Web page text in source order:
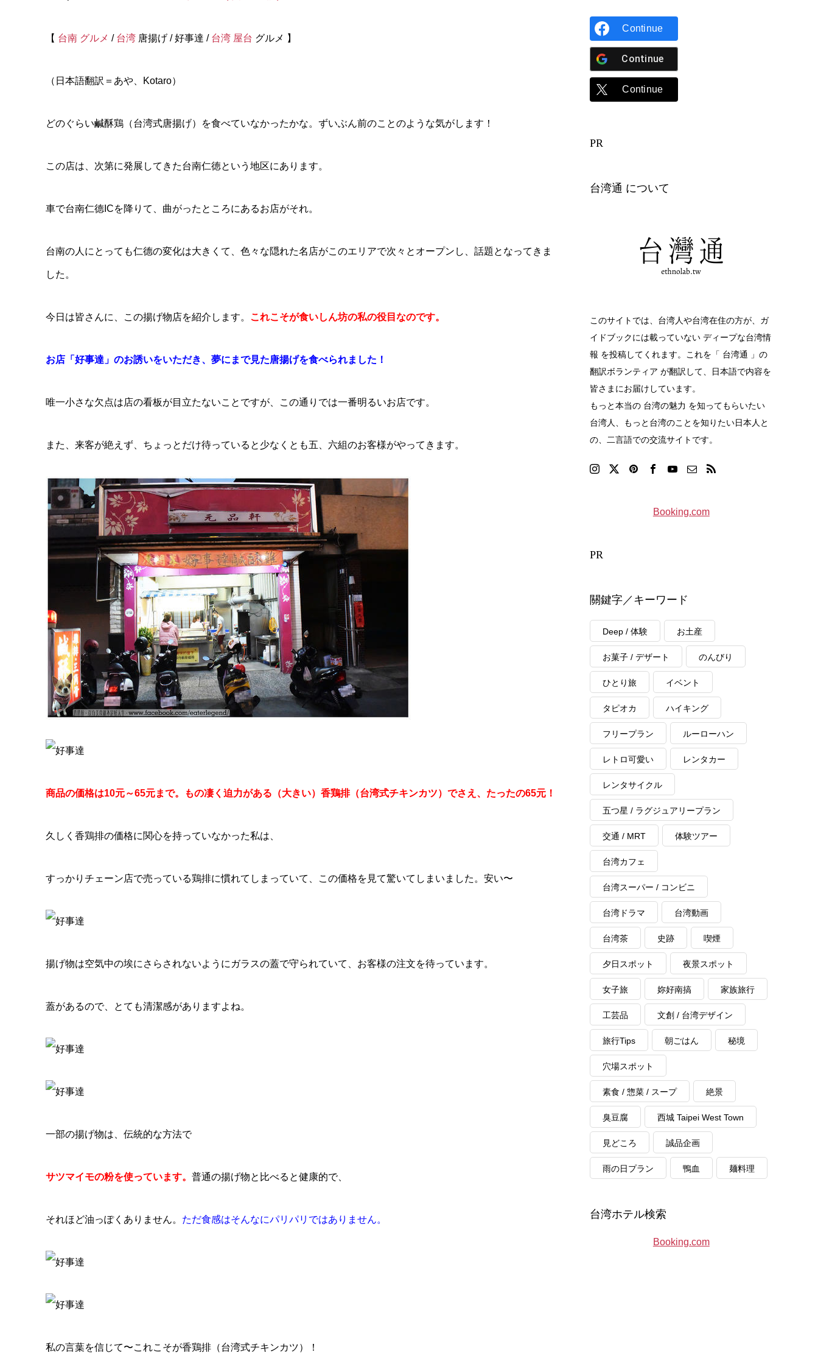
【 台南 グルメ / 台湾唐揚げ / 好事達 / 台湾 屋台 グルメ 】
（日本語翻訳＝あや、Kotaro）
どのぐらい鹹酥鶏（台湾式唐揚げ）を食べていなかったかな。ずいぶん前のことのような気がします！
この店は、次第に発展してきた台南仁徳という地区にあります。
車で台南仁德ICを降りて、曲がったところにあるお店がそれ。
台南の人にとっても仁德の変化は大きくて、色々な隠れた名店がこのエリアで次々とオープンし、話題となってきま
した。
今日は皆さんに、この揚げ物店を紹介します。 これこそが食いしん坊の私の役目なのです。
お店「好事達」のお誘いをいただき、夢にまで見た唐揚げを食べられました！
唯一小さな欠点は店の看板が目立たないことですが、この通りでは一番明るいお店です。
また、来客が絶えず、ちょっとだけ待っていると少なくとも五、六組のお客様がやってきます。
商品の価格は10元～65元まで。もの凄く迫力がある（大きい）香鶏排（台湾式チキンカツ）でさえ、たったの65元！
久しく香鶏排の価格に関心を持っていなかった私は、
すっかりチェーン店で売っている鶏排に慣れてしまっていて、この価格を見て驚いてしまいました。安い〜
揚げ物は空気中の埃にさらされないようにガラスの蓋で守られていて、お客様の注文を待っています。
蓋があるので、とても清潔感がありますよね。
一部の揚げ物は、伝統的な方法で
サツマイモの粉を使っています。 普通の揚げ物と比べると健康的で、
それほど油っぽくありません。 ただ食感はそんなにパリパリではありません。
私の言葉を信じて〜これこそが香鶏排（台湾式チキンカツ）！
Continue
Continue
Continue
PR
台湾通 について
このサイトでは、台湾人や台湾在住の方が、ガ
イドブックには載っていない ディープな台湾情
報 を投稿してくれます。これを「 台湾通 」の
翻訳ボランティア が翻訳して、日本語で内容を
皆さまにお届けしています。
もっと本当の 台湾の魅力 を知ってもらいたい
台湾人、もっと台湾のことを知りたい日本人と
の、二言語での交流サイトです。
Booking.com
PR
關鍵字／キーワード
Deep / 体験 お土産
お菓子 / デザート のんびり
ひとり旅 イベント
タピオカ ハイキング
フリープラン ルーローハン
レトロ可愛い レンタカー
レンタサイクル
五つ星 / ラグジュアリープラン
交通 / MRT 体験ツアー
台湾カフェ
台湾スーパー / コンビニ
台湾ドラマ 台湾動画
台湾茶 史跡 喫煙
夕日スポット 夜景スポット
女子旅 妳好南搞 家族旅行
工芸品 文創 / 台湾デザイン
旅行Tips 朝ごはん 秘境
穴場スポット
素食 / 惣菜 / スープ 絶景
臭豆腐 西城 Taipei West Town
見どころ 誠品企画
雨の日プラン 鴨血 麺料理
台湾ホテル検索
Booking.com